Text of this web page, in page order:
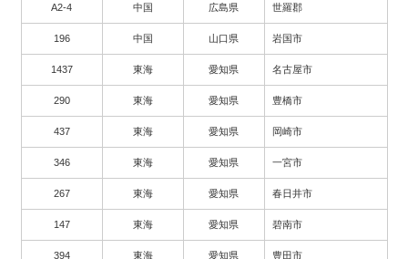
A2-4 中国 広島県 世羅郡
196 中国 山口県 岩国市
1437 東海 愛知県 名古屋市
290 東海 愛知県 豊橋市
437 東海 愛知県 岡崎市
346 東海 愛知県 一宮市
267 東海 愛知県 春日井市
147 東海 愛知県 碧南市
394 東海 愛知県 豊田市